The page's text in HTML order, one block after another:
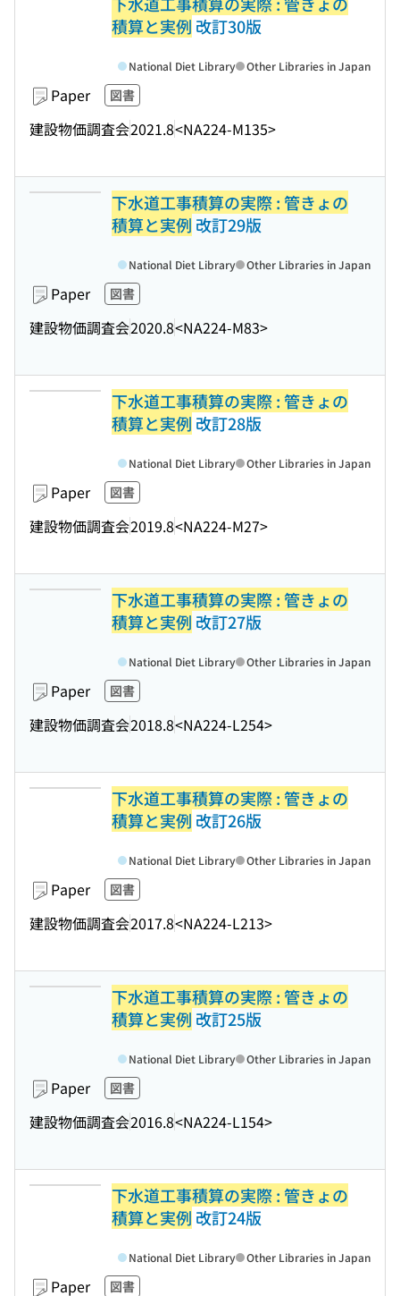
積算と実例 改訂30版
Paper 図書
建設物価調査会2021.8<NA224-M135>
National Diet Library Other Libraries in Japan
下水道工事積算の実際 : 管きょの
積算と実例 改訂29版
Paper 図書
建設物価調査会2020.8<NA224-M83>
National Diet Library Other Libraries in Japan
下水道工事積算の実際 : 管きょの
積算と実例 改訂28版
Paper 図書
建設物価調査会2019.8<NA224-M27>
National Diet Library Other Libraries in Japan
下水道工事積算の実際 : 管きょの
積算と実例 改訂27版
Paper 図書
建設物価調査会2018.8<NA224-L254>
National Diet Library Other Libraries in Japan
下水道工事積算の実際 : 管きょの
積算と実例 改訂26版
Paper 図書
建設物価調査会2017.8<NA224-L213>
National Diet Library Other Libraries in Japan
下水道工事積算の実際 : 管きょの
積算と実例 改訂25版
Paper 図書
建設物価調査会2016.8<NA224-L154>
National Diet Library Other Libraries in Japan
下水道工事積算の実際 : 管きょの
積算と実例 改訂24版
Paper 図書
National Diet Library Other Libraries in Japan